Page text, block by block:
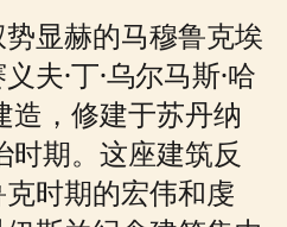
显赫的马穆鲁克埃
夫·丁·乌尔马斯·哈
造，修建于苏丹纳
时期。这座建筑反
时期的宏伟和虔